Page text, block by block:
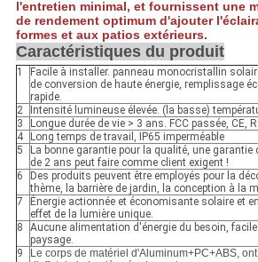
l'entretien minimal, et fournissent une
de rendement optimum d'ajouter
formes et aux patios extérieurs.
Caractéristiques du produit
1
Facile à installer. panneau monocristallin
de conversion de haute énergie, remplissage
rapide.
2
Intensité lumineuse élevée. (la basse)
3
Longue durée de vie > 3 ans. FCC passée, CE,
4
Long temps de travail, IP65 imperméable
5
La bonne garantie pour la qualité, une
de 2 ans peut faire comme client exigent !
6
Des produits peuvent être employés pour la
thème, la barrière de jardin, la conception à la
7
Énergie actionnée et économisante solaire et
effet de la lumière unique.
8
Aucune alimentation d'énergie du besoin,
paysage.
9
Le corps de matériel d'Aluminum+PC+ABS,